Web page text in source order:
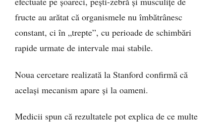
fructe au arătat că organismele nu îmbătrânesc
constant, ci în „trepte”, cu perioade de schimbări
rapide urmate de intervale mai stabile.
Noua cercetare realizată la Stanford confirmă că
același mecanism apare și la oameni.
Medicii spun că rezultatele pot explica de ce multe